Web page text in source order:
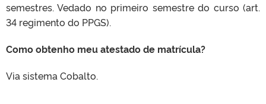
semestres. Vedado no primeiro semestre do curso (art.
34 regimento do PPGS).
Como obtenho meu atestado de matrícula?
Via sistema Cobalto.